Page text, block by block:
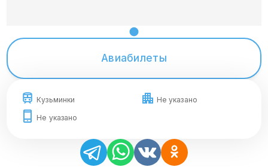
Авиабилеты
Кузьминки
Не указано
Не указано